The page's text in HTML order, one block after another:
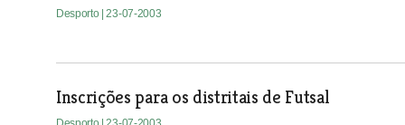
Desporto | 23-07-2003
Inscrições para os distritais de Futsal